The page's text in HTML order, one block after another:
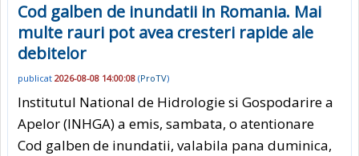
Cod galben de inundatii in Romania. Mai
multe rauri pot avea cresteri rapide ale
debitelor
publicat 2026-08-08 14:00:08 (ProTV)
Institutul National de Hidrologie si Gospodarire a
Apelor (INHGA) a emis, sambata, o atentionare
Cod galben de inundatii, valabila pana duminica,